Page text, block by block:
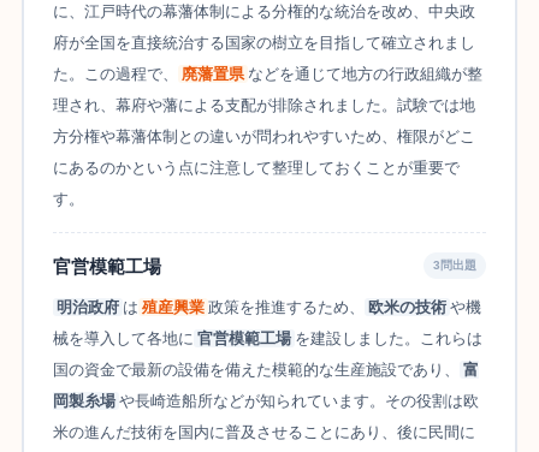
に、江戸時代の幕藩体制による分権的な統治を改め、中央政
府が全国を直接統治する国家の樹立を目指して確立されまし
た。この過程で、
廃藩置県 などを通じて地方の行政組織が整
理され、幕府や藩による支配が排除されました。試験では地
方分権や幕藩体制との違いが問われやすいため、権限がどこ
にあるのかという点に注意して整理しておくことが重要で
す。
官営模範工場 3問出題
明治政府 は 殖産興業 政策を推進するため、 欧米の技術 や機
械を導入して各地に 官営模範工場 を建設しました。これらは
国の資金で最新の設備を備えた模範的な生産施設であり、
富
岡製糸場 や長崎造船所などが知られています。その役割は欧
米の進んだ技術を国内に普及させることにあり、後に民間に